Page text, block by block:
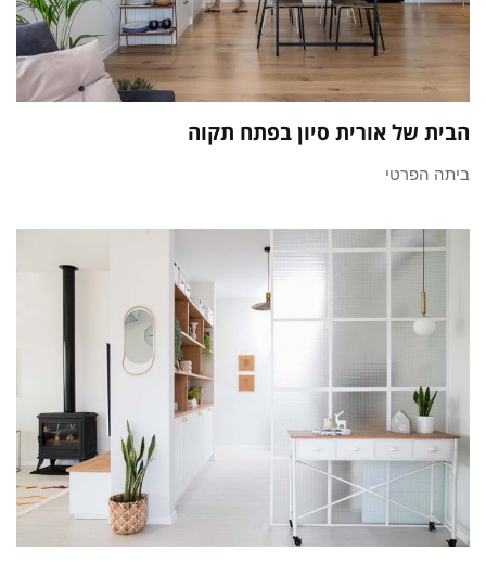
הבית של אורית סיון בפתח תקוה
ביתה הפרטי